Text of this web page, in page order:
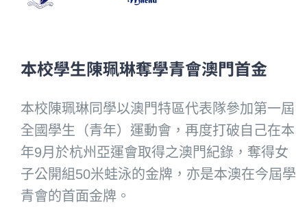
本校學生陳珮琳奪學青會澳門首金
本校陳珮琳同學以澳門特區代表隊參加第一屆
全國學生（青年） 運動會，再度打破自己在本
年9月於杭州亞運會取得之澳門紀錄， 奪得女
子公開組50米蛙泳的金牌， 亦是本澳在今屆學
青會的首面金牌。